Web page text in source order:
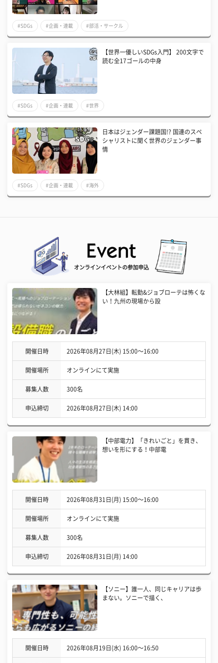
#SDGs #企画・連載 #部活・サークル
【世界一優しいSDGs入門】 200文字で
読む全17ゴールの中身
#SDGs #企画・連載 #世界
日本はジェンダー課題国!? 国連のスペ
シャリストに聞く世界のジェンダー事
情
#SDGs #企画・連載 #海外
オンラインイベントの参加申込
【大林組】転勤&ジョブローテは怖くな
い！九州の現場から設
開催日時 2026年08月27日(木) 15:00〜16:00
開催場所 オンラインにて実施
募集人数 300名
申込締切 2026年08月27日(木) 14:00
【中部電力】「きれいごと」を貫き、
想いを形にする！中部電
開催日時 2026年08月31日(月) 15:00〜16:00
開催場所 オンラインにて実施
募集人数 300名
申込締切 2026年08月31日(月) 14:00
【ソニー】誰一人、同じキャリアは歩
まない。ソニーで描く、
開催日時 2026年08月19日(水) 16:00〜16:50